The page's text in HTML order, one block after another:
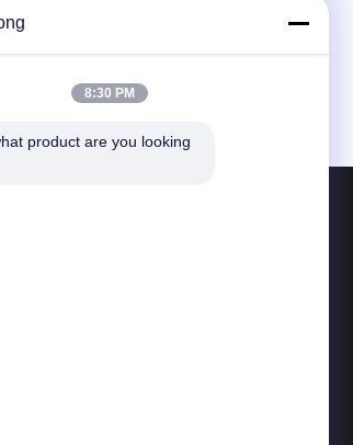
8:30 PM
product are you looking